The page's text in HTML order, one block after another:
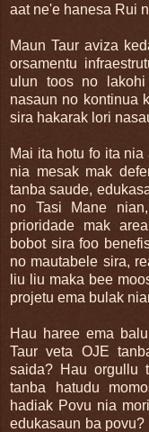
aat ne'e hanesa Rui
Maun Taur aviza
orsamentu
ulun toos no
nasaun no kontinua
sira hakarak lori
Mai ita hotu fo ita
nia mesak mak
tanba saude,
no Tasi Mane
prioridade mak
bobot sira foo
no mautabele sira,
liu liu maka bee
projetu ema bulak
Hau haree ema
Taur veta OJE
saida? Hau orgullu
tanba hatudu
hadiak Povu nia
edukasaun ba